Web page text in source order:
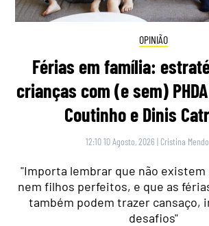
OPINIÃO
Férias em família:
crianças com (e sem)
Coutinho e Dinis
12:10 10 Agosto, 2026 | Cristina
"Importa lembrar que não
nem filhos perfeitos, e que as
também podem trazer cansaço,
desafios"